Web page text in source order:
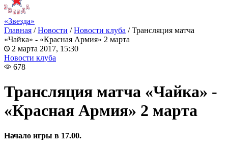
«Звезда»
Главная /Новости /Новости клуба /Трансляция матча
«Чайка» - «Красная Армия» 2 марта
2 марта 2017, 15:30
Новости клуба
678
Трансляция матча «Чайка» -
«Красная Армия» 2 марта
Начало игры в 17.00.